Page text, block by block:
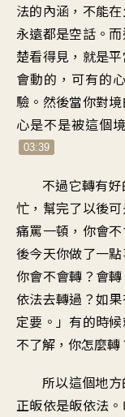
法的內涵，不能
永遠都是空話。
楚看得見，就是
會動的，可有的
驗。然後當你對
心是不是被這個
03:39
不過它轉有
忙，幫完了以後
痛罵一頓，你會
後今天你做了一
你會不會轉？會
依法去轉過？如
定要。」有的時
不了解，你怎麼轉
所以這個地
正皈依是皈依法